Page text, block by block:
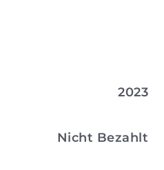
2023
Nicht Bezahlt